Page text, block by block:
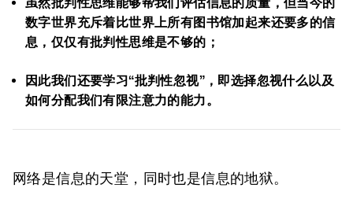
数字世界充斥着比世界上所有图书馆加起来还要多的信
息，仅仅有批判性思维是不够的；
因此我们还要学习“批判性忽视”，即选择忽视什么以及
如何分配我们有限注意力的能力。
网络是信息的天堂，同时也是信息的地狱。